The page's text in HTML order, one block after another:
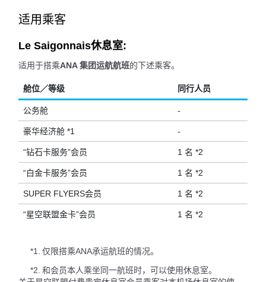
适用乘客
Le Saigonnais休息室:
适用于搭乘ANA 集团运航航班的下述乘客。
舱位／等级 同行人员
公务舱 -
豪华经济舱 *1 -
“钻石卡服务”会员 1 名 *2
“白金卡服务”会员 1 名 *2
SUPER FLYERS会员 1 名 *2
“星空联盟金卡”会员 1 名 *2
*1.
仅限搭乘ANA承运航班的情况。
*2. 和会员本人乘坐同一航班时，可以使用休息室。